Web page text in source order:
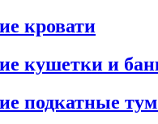
кровати
кушетки и
подкатные